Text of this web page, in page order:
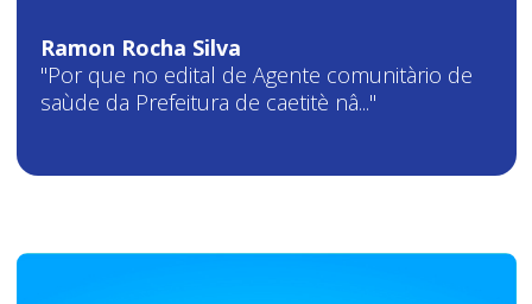
Ramon Rocha Silva
"Por que no edital de Agente comunitàrio de
saùde da Prefeitura de caetitè nâ..."